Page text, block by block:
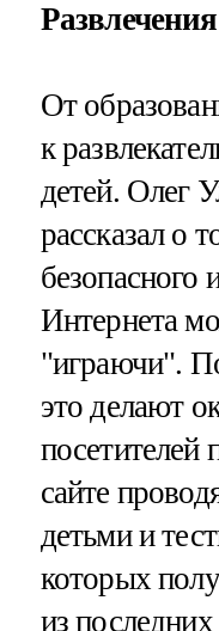
От
к
детей. Олег
рассказал о
безопасного
Интернета
"играючи".
это делают
посетителей
сайте
детьми и
которых
из